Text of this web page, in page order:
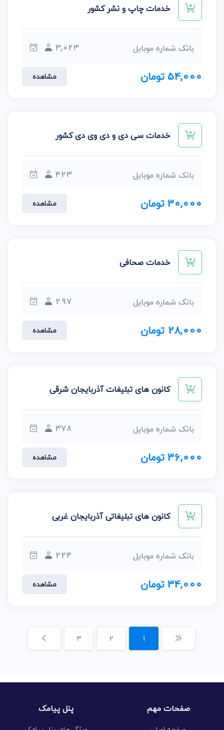
خدمات چاپ و نشر کشور
بانک شماره موبایل 3,023
54,000 تومان مشاهده
خدمات سی دی و دی وی دی کشور
بانک شماره موبایل 423
30,000 تومان مشاهده
خدمات صحافی
بانک شماره موبایل 297
28,000 تومان مشاهده
کانون های تبلیغات آذربایجان شرقی
بانک شماره موبایل 378
36,000 تومان مشاهده
کانون های تبلیغاتی آذربایجان غربی
بانک شماره موبایل 224
34,000 تومان مشاهده
3 2 1
صفحات مهم پنل پیامک